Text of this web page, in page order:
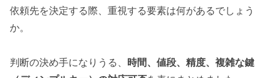
依頼先を決定する際、重視する要素は何があるでしょう
か。
判断の決め手になりうる、 時間、値段、精度、複雑な鍵